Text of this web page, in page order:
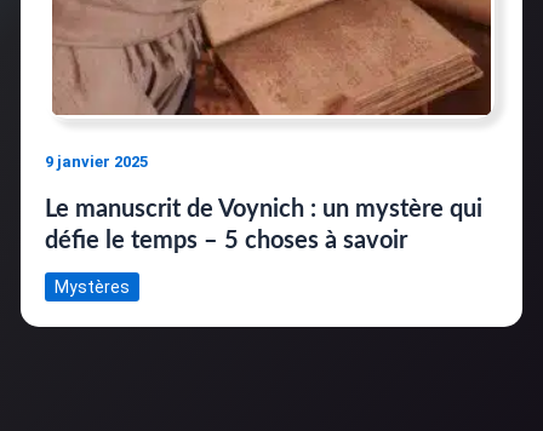
9 janvier 2025
Le manuscrit de Voynich : un mystère qui
défie le temps – 5 choses à savoir
Mystères